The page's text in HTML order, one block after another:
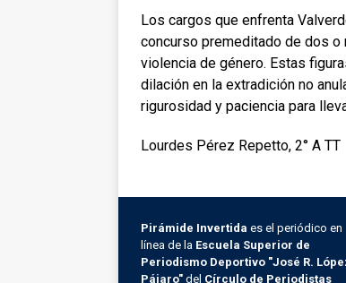
Los cargos que enfrenta
concurso premeditado de dos o
violencia de género. Estas
dilación en la extradición no
rigurosidad y paciencia para
Lourdes Pérez Repetto, 2° A TT
Pirámide Invertida es el periódico en
línea de la Escuela Superior de
Periodismo Deportivo "José R.
Pájaro" del Círculo de Periodistas